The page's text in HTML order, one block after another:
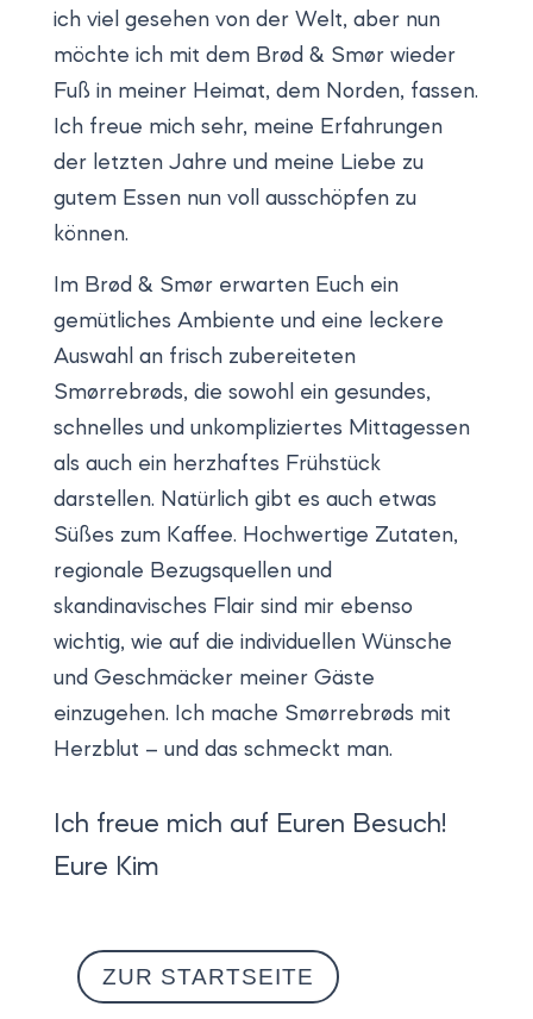
ich viel gesehen von der Welt, aber nun
möchte ich mit dem Brød & Smør wieder
Fuß in meiner Heimat, dem Norden, fassen.
Ich freue mich sehr, meine Erfahrungen
der letzten Jahre und meine Liebe zu
gutem Essen nun voll ausschöpfen zu
können.
Im Brød & Smør erwarten Euch ein
gemütliches Ambiente und eine leckere
Auswahl an frisch zubereiteten
Smørrebrøds, die sowohl ein gesundes,
schnelles und unkompliziertes Mittagessen
als auch ein herzhaftes Frühstück
darstellen. Natürlich gibt es auch etwas
Süßes zum Kaffee. Hochwertige Zutaten,
regionale Bezugsquellen und
skandinavisches Flair sind mir ebenso
wichtig, wie auf die individuellen Wünsche
und Geschmäcker meiner Gäste
einzugehen. Ich mache Smørrebrøds mit
Herzblut – und das schmeckt man.
Ich freue mich auf Euren Besuch!
Eure Kim
ZUR STARTSEITE